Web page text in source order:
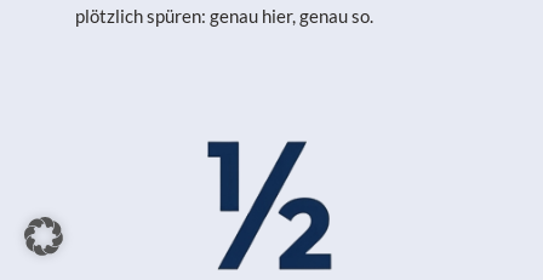
plötzlich spüren: genau hier, genau so.